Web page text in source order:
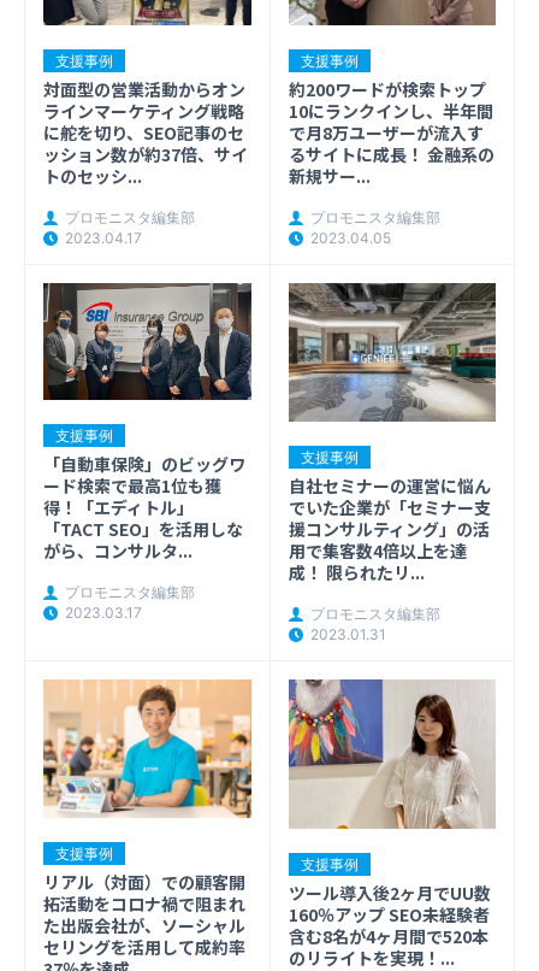
支援事例
対面型の営業活動からオン
ラインマーケティング戦略
に舵を切り、SEO記事のセ
ッション数が約37倍、サイ
トのセッシ...
プロモニスタ編集部
2023.04.17
支援事例
約200ワードが検索トップ
10にランクインし、半年間
で月8万ユーザーが流入す
るサイトに成長！ 金融系の
新規サー...
プロモニスタ編集部
2023.04.05
支援事例
「自動車保険」のビッグワ
ード検索で最高1位も獲
得！「エディトル」
「TACT SEO」を活用しな
がら、コンサルタ...
プロモニスタ編集部
2023.03.17
支援事例
自社セミナーの運営に悩ん
でいた企業が「セミナー支
援コンサルティング」の活
用で集客数4倍以上を達
成！ 限られたリ...
プロモニスタ編集部
2023.01.31
支援事例
リアル（対面）での顧客開
拓活動をコロナ禍で阻まれ
た出版会社が、ソーシャル
セリングを活用して成約率
支援事例
ツール導入後2ヶ月でUU数
160％アップ SEO未経験者
含む8名が4ヶ月間で520本
のリライトを実現！...